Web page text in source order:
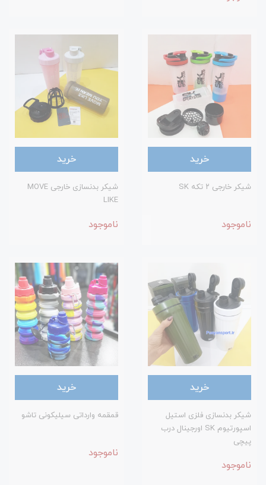
خرید
شیکر خارجی ۲ تکه SK
ناموجود
خرید
شیکر بدنسازی خارجی MOVE
LIKE
ناموجود
خرید
شیکر بدنسازی فلزی استیل
اسپورتیوم SK اورجینال درب
پیچی
ناموجود
خرید
قمقمه وارداتی سیلیکونی تاشو
ناموجود